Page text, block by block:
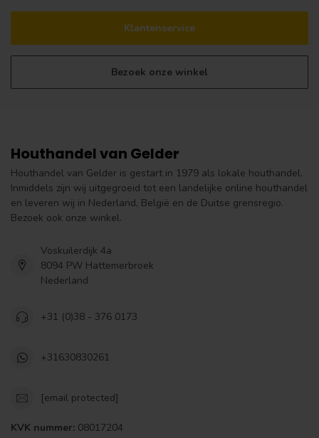
Klantenservice
Bezoek onze winkel
Houthandel van Gelder
Houthandel van Gelder is gestart in 1979 als lokale houthandel.
Inmiddels zijn wij uitgegroeid tot een landelijke online houthandel
en leveren wij in Nederland, België en de Duitse grensregio.
Bezoek ook onze winkel.
Voskuilerdijk 4a
8094 PW Hattemerbroek
Nederland
+31 (0)38 - 376 0173
+31630830261
[email protected]
KVK nummer: 08017204